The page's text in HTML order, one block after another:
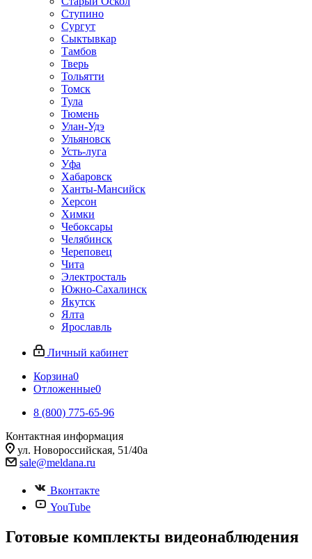
Ступино
Сургут
Сыктывкар
Тамбов
Тверь
Тольятти
Томск
Тула
Тюмень
Улан-Удэ
Ульяновск
Усть-луга
Уфа
Хабаровск
Ханты-Мансийск
Херсон
Химки
Чебоксары
Челябинск
Череповец
Чита
Электросталь
Южно-Сахалинск
Якутск
Ялта
Ярославль
Личный кабинет
Корзина0
Отложенные0
8 (800) 775-65-96
Контактная информация
ул. Новороссийская, 51/40а
sale@meldana.ru
Вконтакте
YouTube
Готовые комплекты видеонаблюдения